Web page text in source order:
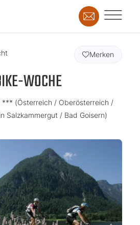
WOCHE
*** (Österreich / Oberösterreich /
Salzkammergut / Bad Goisern)
Merken